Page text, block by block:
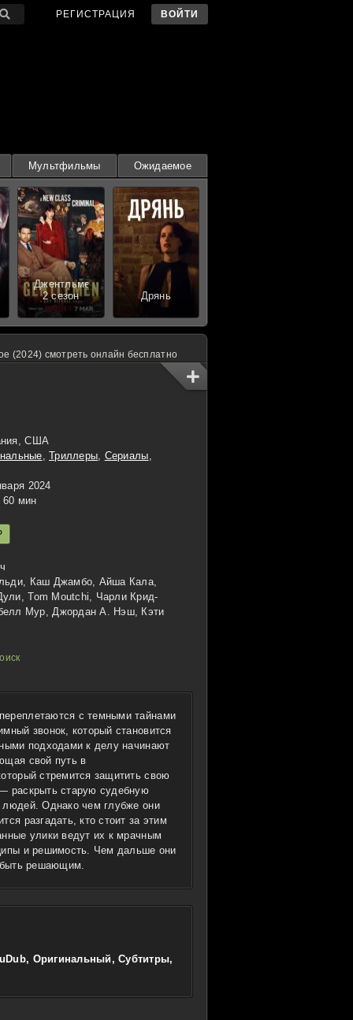
РЕГИСТРАЦИЯ ВОЙТИ
Мультфильмы Ожидаемое
Джентльмены
2 сезон
Дрянь
(2024) смотреть онлайн бесплатно
США
,Триллеры, Сериалы,
2024
60 мин
Каш Джамбо, Айша Кала,
Tom Moutchi, Чарли Крид-
Мур, Джордан А. Нэш, Кэти
с темными тайнами
звонок, который становится
подходами к делу начинают
свой путь в
стремится защитить свою
раскрыть старую судебную
людей. Однако чем глубже они
разгадать, кто стоит за этим
улики ведут их к мрачным
и решимость. Чем дальше они
быть решающим.
Оригинальный, Субтитры,